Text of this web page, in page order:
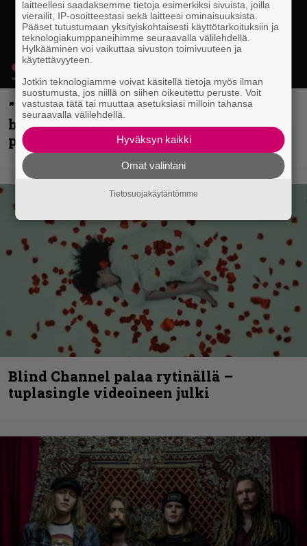
”Mitalini näyttää ihan plektralta” –
huippu-uimari jamittelee Megadethiä
palkinnollaan
Blind Channel palaa rytinällä –
tuplasingle videoineen julki
laitteellesi saadaksemme tietoja esimerkiksi sivuista, joilla
vierailit, IP-osoitteestasi sekä laitteesi ominaisuuksista.
Pääset tutustumaan yksityiskohtaisesti käyttötarkoituksiin ja
teknologiakumppaneihimme seuraavalla välilehdellä.
Hylkääminen voi vaikuttaa sivuston toimivuuteen ja
käytettävyyteen.
Jotkin teknologiamme voivat käsitellä tietoja myös ilman
suostumusta, jos niillä on siihen oikeutettu peruste. Voit
vastustaa tätä tai muuttaa asetuksiasi milloin tahansa
seuraavalla välilehdellä.
Hyväksyn kaikki
Omat valintani
Tietosuojakäytäntömme